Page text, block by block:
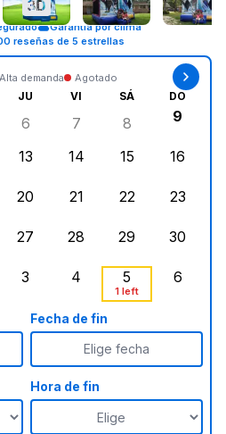
Garantía por clima
reseñas de 5 estrellas
Alta demanda Agotado
JU VI SÁ DO
4, 2026
agosto 5, 2026
jueves, agosto 6, 2026
6
viernes, agosto 7,
7
sábado,
8 9
13
14
15
16
20
21
22
23
27
28
29
30
septiembre 2, 2026
jueves, septiembre 3, 2026
3
viernes, septiembre
4
sábado,
5
1 left
6
Fecha de fin
Elige fecha
Hora de fin